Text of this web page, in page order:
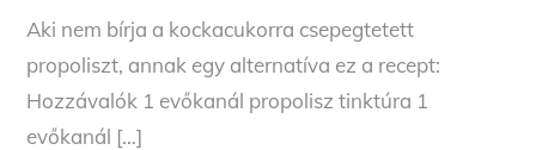
Aki nem bírja a kockacukorra csepegtetett
propoliszt, annak egy alternatíva ez a recept:
Hozzávalók 1 evőkanál propolisz tinktúra 1
evőkanál […]